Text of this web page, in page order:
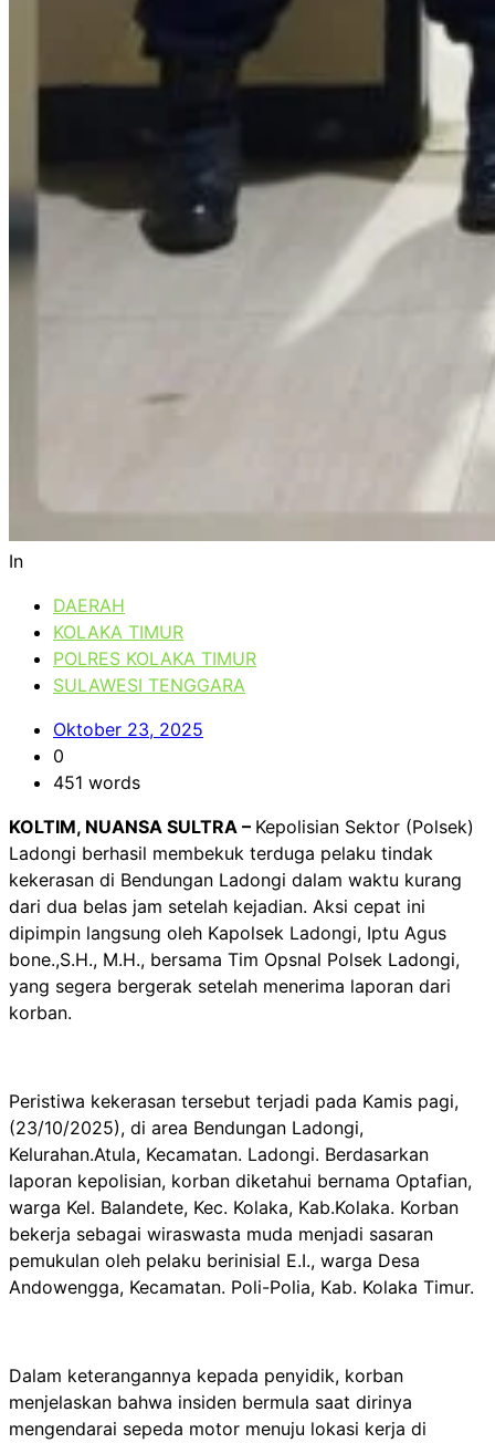
In
DAERAH
KOLAKA TIMUR
POLRES KOLAKA TIMUR
SULAWESI TENGGARA
Oktober 23, 2025
0
451 words
KOLTIM, NUANSA SULTRA – Kepolisian Sektor (Polsek)
Ladongi berhasil membekuk terduga pelaku tindak
kekerasan di Bendungan Ladongi dalam waktu kurang
dari dua belas jam setelah kejadian. Aksi cepat ini
dipimpin langsung oleh Kapolsek Ladongi, Iptu Agus
bone.,S.H., M.H., bersama Tim Opsnal Polsek Ladongi,
yang segera bergerak setelah menerima laporan dari
korban.
Peristiwa kekerasan tersebut terjadi pada Kamis pagi,
(23/10/2025), di area Bendungan Ladongi,
Kelurahan.Atula, Kecamatan. Ladongi. Berdasarkan
laporan kepolisian, korban diketahui bernama Optafian,
warga Kel. Balandete, Kec. Kolaka, Kab.Kolaka. Korban
bekerja sebagai wiraswasta muda menjadi sasaran
pemukulan oleh pelaku berinisial E.I., warga Desa
Andowengga, Kecamatan. Poli-Polia, Kab. Kolaka Timur.
Dalam keterangannya kepada penyidik, korban
menjelaskan bahwa insiden bermula saat dirinya
mengendarai sepeda motor menuju lokasi kerja di